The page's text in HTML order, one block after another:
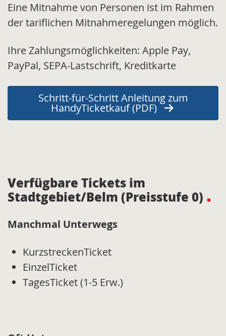
Eine Mitnahme von Personen ist im Rahmen
der tariflichen Mitnahmeregelungen möglich.
Ihre Zahlungsmöglichkeiten: Apple Pay,
PayPal, SEPA-Lastschrift, Kreditkarte
Schritt-für-Schritt Anleitung zum
HandyTicketkauf (PDF)
Verfügbare Tickets im
Stadtgebiet/Belm (Preisstufe 0)
Manchmal Unterwegs
KurzstreckenTicket
EinzelTicket
TagesTicket (1-5 Erw.)